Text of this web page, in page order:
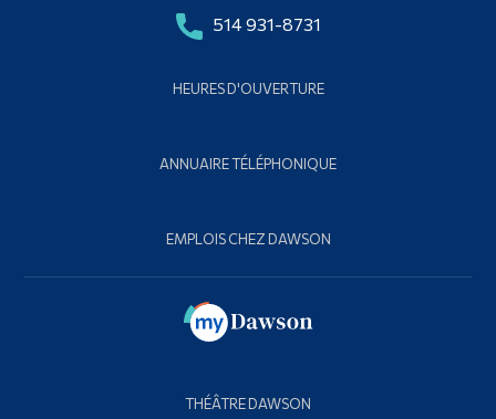
514 931-8731
HEURES D'OUVERTURE
ANNUAIRE TÉLÉPHONIQUE
EMPLOIS CHEZ DAWSON
THÉÂTRE DAWSON